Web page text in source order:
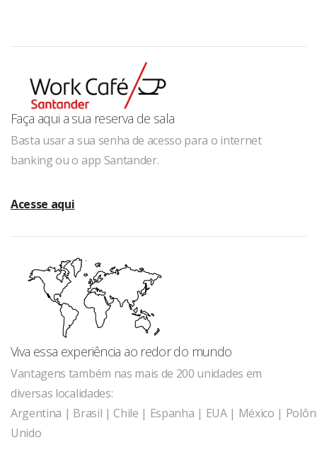
Faça aqui a sua reserva de sala
Basta usar a sua senha de acesso para o internet
banking ou o app Santander.
Acesse aqui
Viva essa experiência ao redor do mundo
Vantagens também nas mais de 200 unidades em
diversas localidades:
Argentina | Brasil |Chile | Espanha | EUA | México |
Unido